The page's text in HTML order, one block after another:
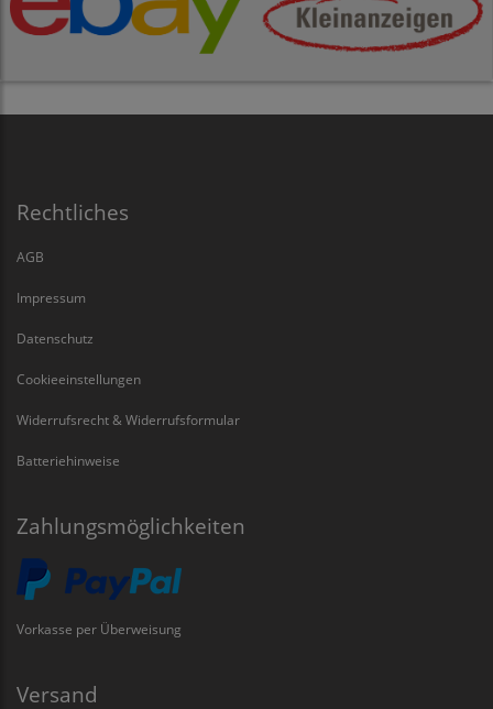
Rechtliches
AGB
Impressum
Datenschutz
Cookieeinstellungen
Widerrufsrecht & Widerrufsformular
Batteriehinweise
Zahlungsmöglichkeiten
Vorkasse per Überweisung
Versand